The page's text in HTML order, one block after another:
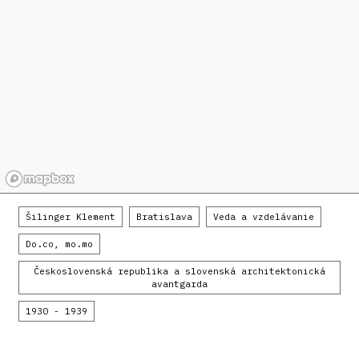
Šilinger Klement Bratislava Veda a vzdelávanie
Do.co, mo.mo
Československá republika a slovenská architektonická
avantgarda
1930 - 1939